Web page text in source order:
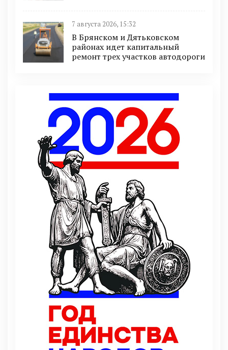
7 августа 2026, 15:32
В Брянском и Дятьковском
районах идет капитальный
ремонт трех участков автодороги